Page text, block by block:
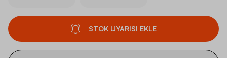
STOK UYARISI EKLE